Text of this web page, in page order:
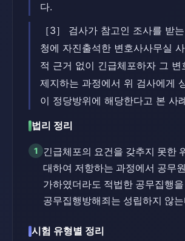
다.
［3］ 검사가 참고인 조사를 받
청에 자진출석한 변호사사무실
적 근거 없이 긴급체포하자 그 변
제지하는 과정에서 위 검사에게
이 정당방위에 해당한다고 본 사
법리 정리
1
긴급체포의 요건을 갖추지 못한
대하여 저항하는 과정에서 공무
가하였더라도 적법한 공무집행
공무집행방해죄는 성립하지 않
시험 유형별 정리